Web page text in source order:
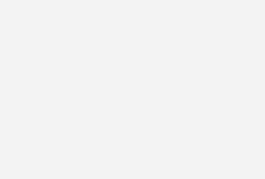
Hier weist der Verband
zu den Übertragungsnetzentgelten
nur mittelbar bei
und sich durch die
Daher müsse in jedem Fall
die angekündigte Entlastung
auf der Stromrechnung